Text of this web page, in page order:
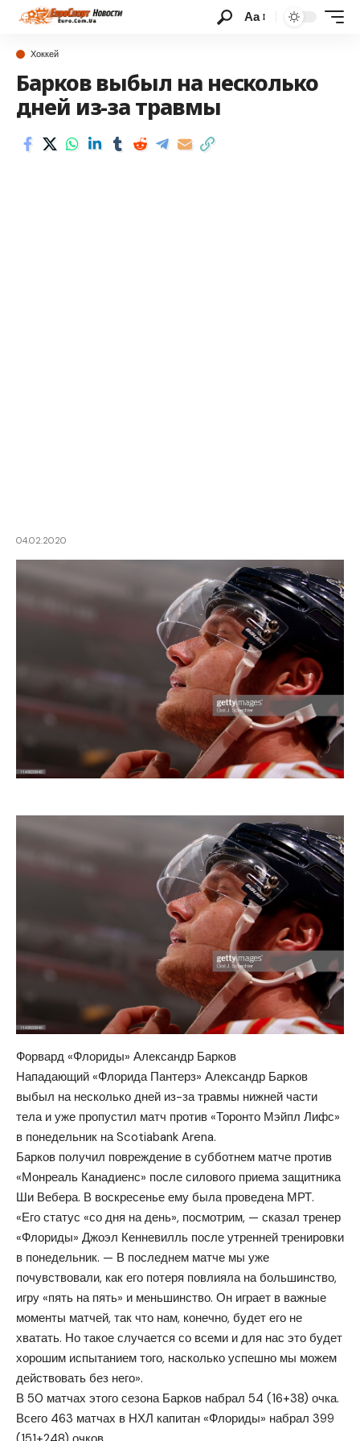
Аа
Хоккей
Барков выбыл на несколько
дней из-за травмы
04.02.2020
Форвард «Флориды» Александр Барков
Нападающий «Флорида Пантерз» Александр Барков
выбыл на несколько дней из-за травмы нижней части
тела и уже пропустил матч против «Торонто Мэйпл Лифс»
в понедельник на Scotiabank Arena.
Барков получил повреждение в субботнем матче против
«Монреаль Канадиенс» после силового приема защитника
Ши Вебера. В воскресенье ему была проведена МРТ.
«Его статус «со дня на день», посмотрим, — сказал тренер
«Флориды» Джоэл Кенневилль после утренней тренировки
в понедельник. — В последнем матче мы уже
почувствовали, как его потеря повлияла на большинство,
игру «пять на пять» и меньшинство. Он играет в важные
моменты матчей, так что нам, конечно, будет его не
хватать. Но такое случается со всеми и для нас это будет
хорошим испытанием того, насколько успешно мы можем
действовать без него».
В 50 матчах этого сезона Барков набрал 54 (16+38) очка.
Всего 463 матчах в НХЛ капитан «Флориды» набрал 399